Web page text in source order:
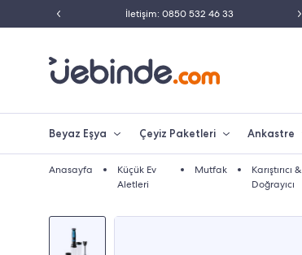
İletişim: 0850 532 46 33
Beyaz Eşya Çeyiz Paketleri Ankastre
Anasayfa
Küçük Ev
Aletleri
Mutfak
Karıştırıcı &
Doğrayıcı